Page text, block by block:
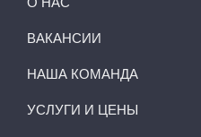
ВАКАНСИИ
НАША КОМАНДА
УСЛУГИ И ЦЕНЫ